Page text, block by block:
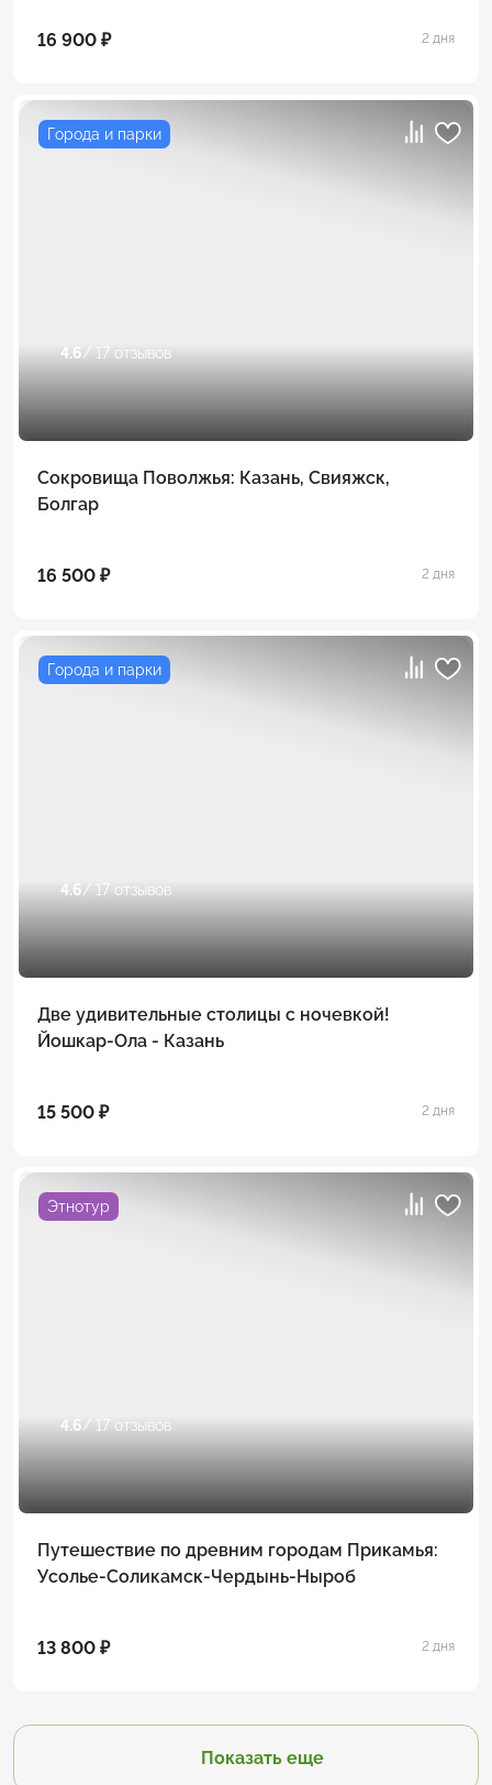
16 900 ₽ 2 дня
Города и парки
4.6/ 17 отзывов
Сокровища Поволжья: Казань, Свияжск,
Болгар
16 500 ₽ 2 дня
Города и парки
4.6/ 17 отзывов
Две удивительные столицы с ночевкой!
Йошкар-Ола - Казань
15 500 ₽ 2 дня
Этнотур
4.6/ 17 отзывов
Путешествие по древним городам Прикамья:
Усолье-Соликамск-Чердынь-Ныроб
13 800 ₽ 2 дня
Показать еще